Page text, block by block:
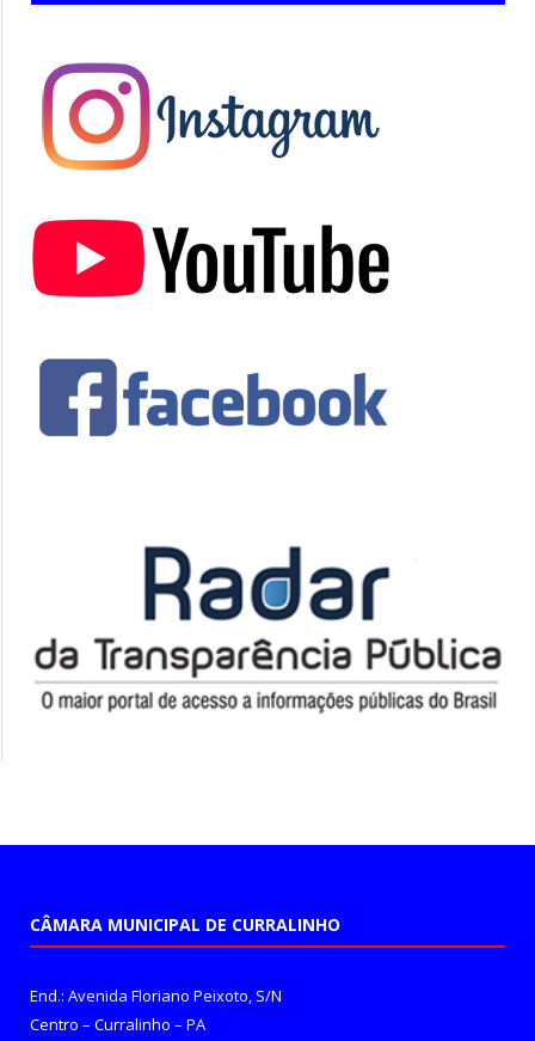
CÂMARA MUNICIPAL DE CURRALINHO
End.: Avenida Floriano Peixoto, S/N
Centro – Curralinho – PA